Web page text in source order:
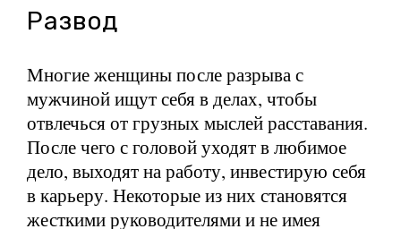
Развод
Многие женщины после разрыва с
мужчиной ищут себя в делах, чтобы
отвлечься от грузных мыслей расставания.
После чего с головой уходят в любимое
дело, выходят на работу, инвестирую себя
в карьеру. Некоторые из них становятся
жесткими руководителями и не имея